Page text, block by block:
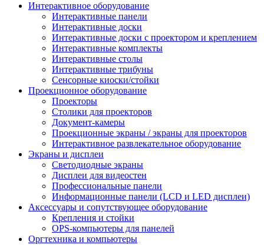
Интерактивное оборудование
Интерактивные панели
Интерактивные доски
Интерактивные доски с проектором и креплением
Интерактивные комплекты
Интерактивные столы
Интерактивные трибуны
Сенсорные киоски/стойки
Проекционное оборудование
Проекторы
Столики для проекторов
Документ-камеры
Проекционные экраны / экраны для проекторов
Интерактивное развлекательное оборудование
Экраны и дисплеи
Светодиодные экраны
Дисплеи для видеостен
Профессиональные панели
Информационные панели (LCD и LED дисплеи)
Аксессуары и сопутствующее оборудование
Крепления и стойки
OPS-компьютеры для панелей
Оргтехника и компьютеры